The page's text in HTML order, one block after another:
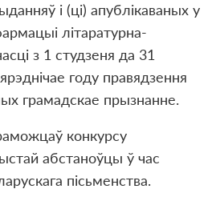
i (цi) апублiкаваных у
лiтаратурна-
з 1 студзеня да 31
году правядзення
грамадскае прызнанне.
конкурсу
абстаноўцы ў час
пiсьменства.